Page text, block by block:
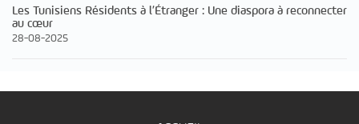
Les Tunisiens Résidents à l’Étranger : Une diaspora à reconnecter
au cœur
28-08-2025